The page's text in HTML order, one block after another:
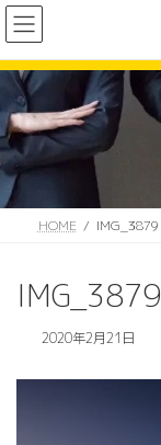
コ
ン
ン
へ
ス
キ
ッ
プ
ナ
ビ
ー
ョ
ン
に
移
動
HOME IMG_3879
IMG_3879
2020年2月21日